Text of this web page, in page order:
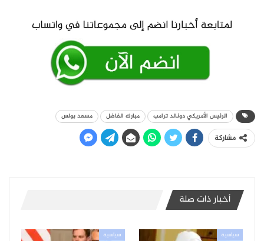
الرئيس الأمريكي دونالد ترامب مبارك الفاضل مسعد بولس
مشاركة
أخبار ذات صلة
سياسية سياسية